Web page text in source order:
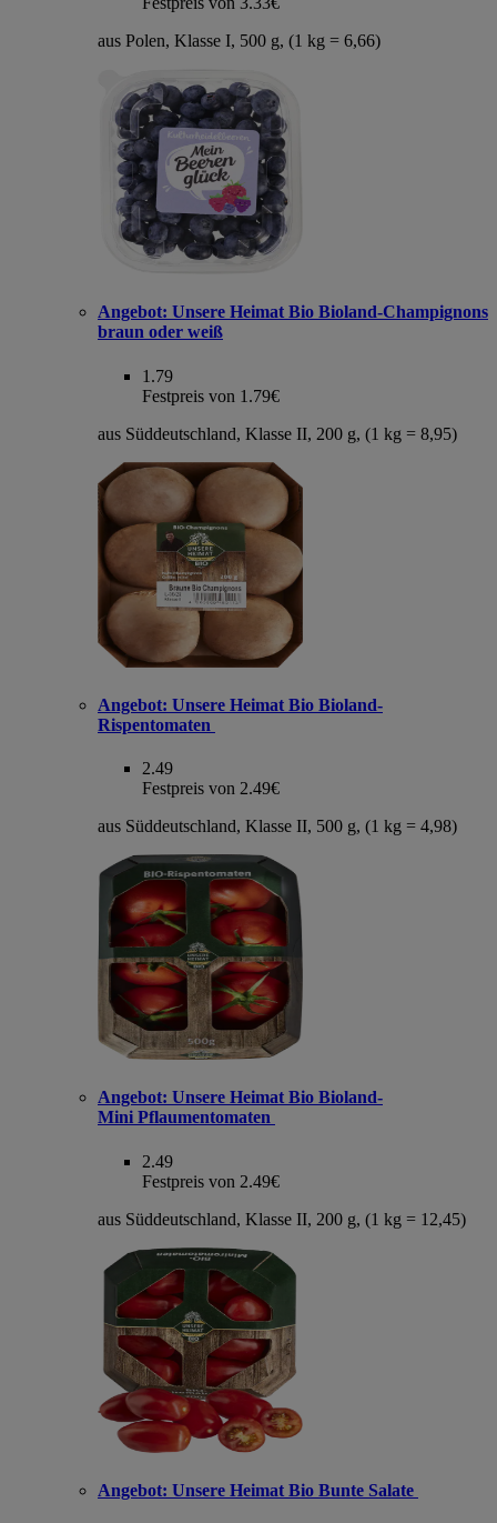
aus Polen, Klasse I, 500 g, (1 kg = 6,66)
Angebot: Unsere Heimat Bio Bioland-Champignons
braun oder weiß
1.79
Festpreis von 1.79€
aus Süddeutschland, Klasse II, 200 g, (1 kg = 8,95)
Angebot: Unsere Heimat Bio Bioland-
Rispentomaten
2.49
Festpreis von 2.49€
aus Süddeutschland, Klasse II, 500 g, (1 kg = 4,98)
Angebot: Unsere Heimat Bio Bioland-
Mini Pflaumentomaten
2.49
Festpreis von 2.49€
aus Süddeutschland, Klasse II, 200 g, (1 kg = 12,45)
Angebot: Unsere Heimat Bio Bunte Salate